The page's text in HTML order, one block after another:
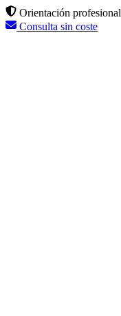
Orientación profesional
Consulta sin coste